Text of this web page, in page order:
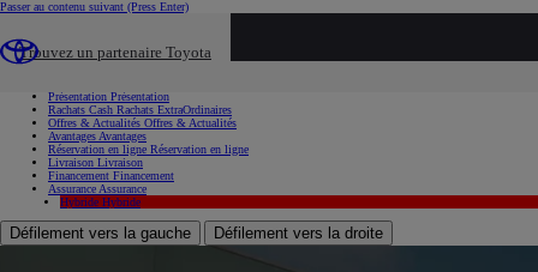
Passer au contenu suivant (Press Enter)
Trouvez un partenaire Toyota
Présentation Présentation
Rachats Cash Rachats ExtraOrdinaires
Offres & Actualités Offres & Actualités
Avantages Avantages
Réservation en ligne Réservation en ligne
Livraison Livraison
Financement Financement
Assurance Assurance
Hybride Hybride
Défilement vers la gauche Défilement vers la droite